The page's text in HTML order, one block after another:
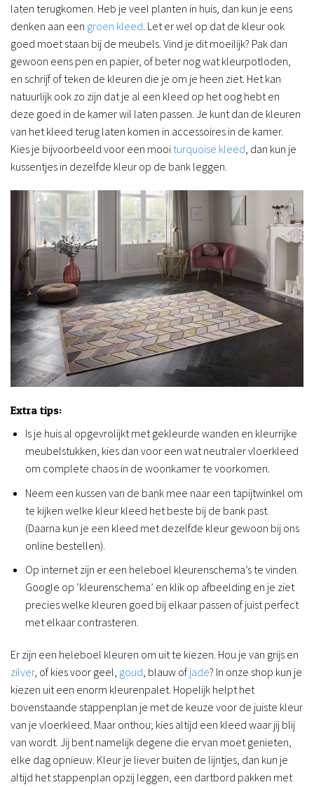
laten terugkomen. Heb je veel planten in huis, dan kun je eens
denken aan een groen kleed . Let er wel op dat de kleur ook
goed moet staan bij de meubels. Vind je dit moeilijk? Pak dan
gewoon eens pen en papier, of beter nog wat kleurpotloden,
en schrijf of teken de kleuren die je om je heen ziet. Het kan
natuurlijk ook zo zijn dat je al een kleed op het oog hebt en
deze goed in de kamer wil laten passen. Je kunt dan de kleuren
van het kleed terug laten komen in accessoires in de kamer.
Kies je bijvoorbeeld voor een mooi turquoise kleed , dan kun je
kussentjes in dezelfde kleur op de bank leggen.
Extra tips:
Is je huis al opgevrolijkt met gekleurde wanden en kleurrijke
meubelstukken, kies dan voor een wat neutraler vloerkleed
om complete chaos in de woonkamer te voorkomen.
Neem een kussen van de bank mee naar een tapijtwinkel om
te kijken welke kleur kleed het beste bij de bank past.
(Daarna kun je een kleed met dezelfde kleur gewoon bij ons
online bestellen).
Op internet zijn er een heleboel kleurenschema’s te vinden.
Google op ‘kleurenschema’ en klik op afbeelding en je ziet
precies welke kleuren goed bij elkaar passen of juist perfect
met elkaar contrasteren.
Er zijn een heleboel kleuren om uit te kiezen. Hou je van grijs en
zilver, of kies voor geel, goud, blauw of jade? In onze shop kun je
kiezen uit een enorm kleurenpalet. Hopelijk helpt het
bovenstaande stappenplan je met de keuze voor de juiste kleur
van je vloerkleed. Maar onthou; kies altijd een kleed waar jij blij
van wordt. Jij bent namelijk degene die ervan moet genieten,
elke dag opnieuw. Kleur je liever buiten de lijntjes, dan kun je
altijd het stappenplan opzij leggen, een dartbord pakken met